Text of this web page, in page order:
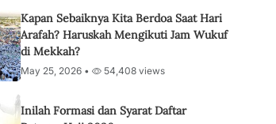
Kapan Sebaiknya Kita Berdoa Saat Hari
Arafah? Haruskah Mengikuti Jam Wukuf
di Mekkah?
May 25, 2026 • 54,408 views
Inilah Formasi dan Syarat Daftar